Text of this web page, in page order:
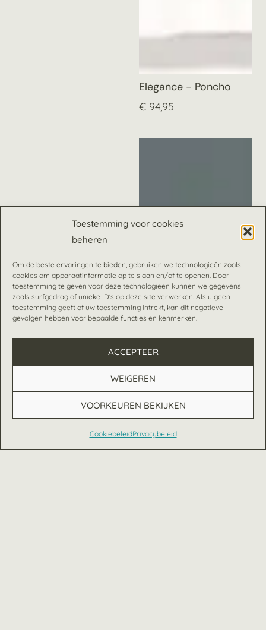
Toestemming voor cookies
beheren
Om de beste ervaringen te bieden, gebruiken we technologieën zoals
cookies om apparaatinformatie op te slaan en/of te openen. Door
toestemming te geven voor deze technologieën kunnen we gegevens
zoals surfgedrag of unieke ID's op deze site verwerken. Als u geen
toestemming geeft of uw toestemming intrekt, kan dit negatieve
gevolgen hebben voor bepaalde functies en kenmerken.
ACCEPTEER
WEIGEREN
VOORKEUREN BEKIJKEN
CookiebeleidPrivacybeleid
Elegance - Poncho
€ 94,95
Nederlands